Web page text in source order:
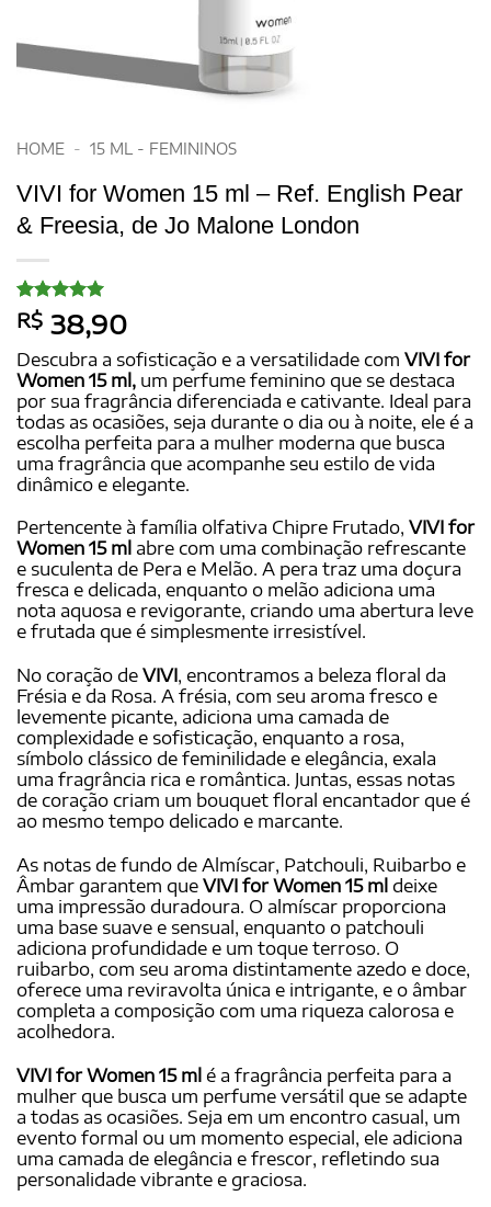
HOME - 15 ML - FEMININOS
VIVI for Women 15 ml – Ref. English Pear
& Freesia, de Jo Malone London
Avaliado
como5de
5, com
baseado em
20
avaliações
de clientes
R$ 38,90
Descubra a sofisticação e a versatilidade com VIVI for
Women 15 ml, um perfume feminino que se destaca
por sua fragrância diferenciada e cativante. Ideal para
todas as ocasiões, seja durante o dia ou à noite, ele é a
escolha perfeita para a mulher moderna que busca
uma fragrância que acompanhe seu estilo de vida
dinâmico e elegante.
Pertencente à família olfativa Chipre Frutado, VIVI for
Women 15 ml abre com uma combinação refrescante
e suculenta de Pera e Melão. A pera traz uma doçura
fresca e delicada, enquanto o melão adiciona uma
nota aquosa e revigorante, criando uma abertura leve
e frutada que é simplesmente irresistível.
No coração de VIVI, encontramos a beleza floral da
Frésia e da Rosa. A frésia, com seu aroma fresco e
levemente picante, adiciona uma camada de
complexidade e sofisticação, enquanto a rosa,
símbolo clássico de feminilidade e elegância, exala
uma fragrância rica e romântica. Juntas, essas notas
de coração criam um bouquet floral encantador que é
ao mesmo tempo delicado e marcante.
As notas de fundo de Almíscar, Patchouli, Ruibarbo e
Âmbar garantem que VIVI for Women 15 ml deixe
uma impressão duradoura. O almíscar proporciona
uma base suave e sensual, enquanto o patchouli
adiciona profundidade e um toque terroso. O
ruibarbo, com seu aroma distintamente azedo e doce,
oferece uma reviravolta única e intrigante, e o âmbar
completa a composição com uma riqueza calorosa e
acolhedora.
VIVI for Women 15 ml é a fragrância perfeita para a
mulher que busca um perfume versátil que se adapte
a todas as ocasiões. Seja em um encontro casual, um
evento formal ou um momento especial, ele adiciona
uma camada de elegância e frescor, refletindo sua
personalidade vibrante e graciosa.